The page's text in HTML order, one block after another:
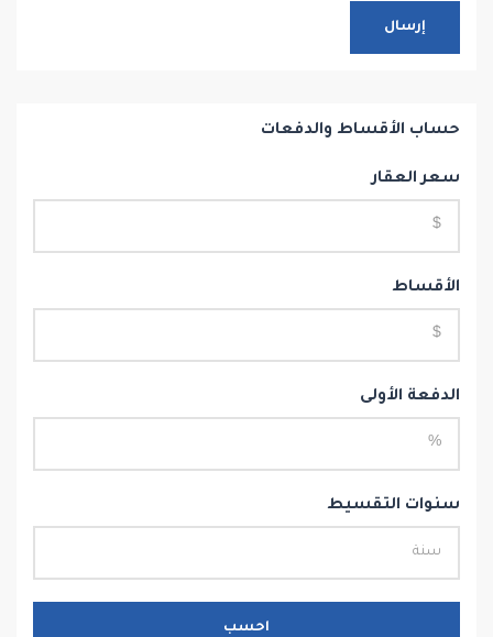
إرسال
حساب الأقساط والدفعات
سعر العقار
الأقساط
الدفعة الأولى
سنوات التقسيط
احسب